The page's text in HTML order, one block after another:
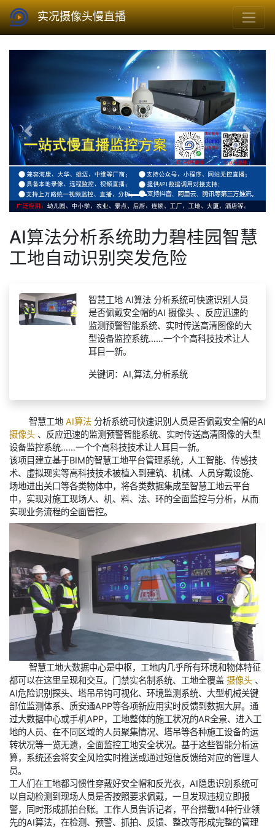
实况摄像头慢直播
Previous Next
AI算法分析系统助力碧桂园智慧
工地自动识别突发危险
智慧工地 AI算法 分析系统可快速识别人员
是否佩戴安全帽的AI 摄像头 、反应迅速的
监测预警智能系统、实时传送高清图像的大
型设备监控系统……一个个高科技技术让人
耳目一新。
关键词：AI,算法,分析系统
智慧工地 AI算法 分析系统可快速识别人员是否佩戴安全帽的AI
摄像头 、反应迅速的监测预警智能系统、实时传送高清图像的大型
设备监控系统……一个个高科技技术让人耳目一新。
该项目建立基于BIM的智慧工地平台管理系统，人工智能、传感技
术、虚拟现实等高科技技术被植入到建筑、机械、人员穿戴设施、
场地进出关口等各类物体中，将各类数据集成至智慧工地云平台
中，实现对施工现场人、机、料、法、环的全面监控与分析，从而
实现业务流程的全面管控。
智慧工地大数据中心是中枢，工地内几乎所有环境和物体特征
都可以在这里呈现和交互。门禁实名制系统、工地全覆盖 摄像头 、
AI危险识别探头、塔吊吊钩可视化、环境监测系统、大型机械关键
部位监测体系、质安通APP等各项新应用实时反馈到数据大屏。通
过大数据中心或手机APP，工地整体的施工状况的AR全景、进入工
地的人员、在不同区域的人员聚集情况、塔吊等各种施工设备的运
转状况等一览无遗，全面监控工地安全状况。基于这些智能分析运
算，系统还会将安全风险实时推送或通过短信反馈给对应的管理人
员。
工人们在工地都习惯性穿戴好安全帽和反光衣，AI隐患识别系统可
以自动检测到现场人员是否按照要求佩戴，一旦发现违规立即报
警，同时形成抓拍台账。工作人员告诉记者，平台搭载14种行业领
先的AI算法，在检测、预警、抓拍、反馈、整改等形成完整的管理